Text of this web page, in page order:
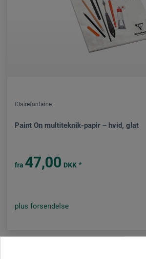
Clairefontaine
Paint On multiteknik-papir – hvid, glat
fra 47,00 DKK *
plus forsendelse